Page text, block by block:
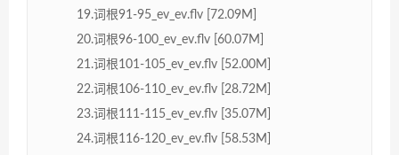
19.词根91-95_ev_ev.flv [72.09M]
20.词根96-100_ev_ev.flv [60.07M]
21.词根101-105_ev_ev.flv [52.00M]
22.词根106-110_ev_ev.flv [28.72M]
23.词根111-115_ev_ev.flv [35.07M]
24.词根116-120_ev_ev.flv [58.53M]